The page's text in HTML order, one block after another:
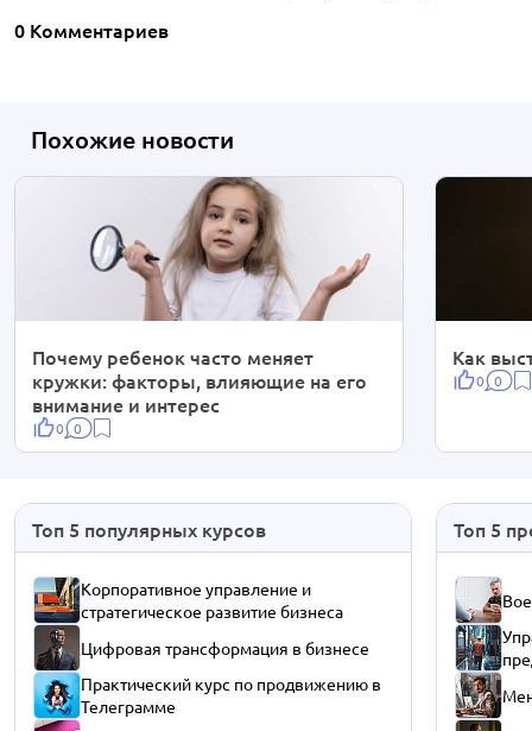
0 Комментариев
Похожие новости
Почему ребенок часто меняет
кружки: факторы, влияющие на его
внимание и интерес
0 0
Как
0 0
Топ 5 популярных курсов
Корпоративное управление и
стратегическое развитие бизнеса
Цифровая трансформация в бизнесе
Практический курс по продвижению в
Телеграмме
Топ 5